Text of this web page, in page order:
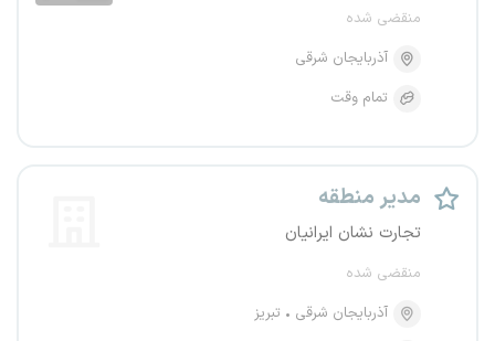
منقضی شده
آذربایجان شرقی
تمام وقت
مدیر منطقه
تجارت نشان ایرانیان
منقضی شده
آذربایجان شرقی
تبریز